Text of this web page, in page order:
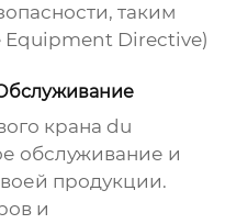
таким
Equipment Directive)
крана du
обслуживание и
продукции.
и